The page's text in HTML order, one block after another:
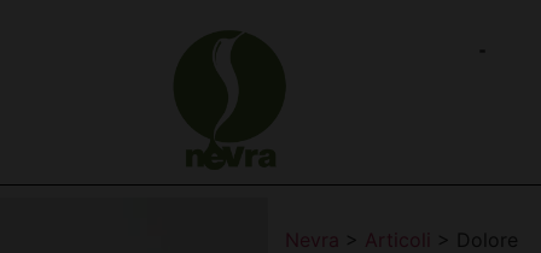
Nevra > Articoli >
Dolore